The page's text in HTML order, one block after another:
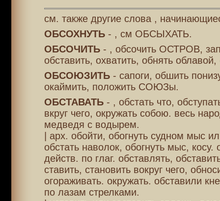
см. также другие слова ,
ОБСОХНУТЬ- , см ОБСЫХАТЬ.
ОБСОЧИТЬ- , обсочить ОСТРОВ,
обставить, охватить, обнять облавой,
ОБСОЮЗИТЬ- сапоги, обшить
окаймить, положить СОЮЗы.
ОБСТАВАТЬ- , обстать что,
вкруг чего, окружать собою. весь
медведя с водырем.
| арх. обойти, обогнуть судном мыс
обстать наволок, обогнуть мыс, косу.
действ. по глаг. обставлять,
ставить, становить вокруг чего,
огораживать. окружать. обставили
по лазам стрелками.